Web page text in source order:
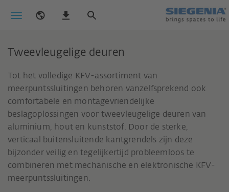
Tweevleugelige deuren
Tot het volledige KFV-assortiment van
meerpuntssluitingen behoren vanzelfsprekend ook
comfortabele en montagevriendelijke
beslagoplossingen voor tweevleugelige deuren van
aluminium, hout en kunststof. Door de sterke,
verticaal buitensluitende kantgrendels zijn deze
bijzonder veilig en tegelijkertijd probleemloos te
combineren met mechanische en elektronische KFV-
meerpuntssluitingen.